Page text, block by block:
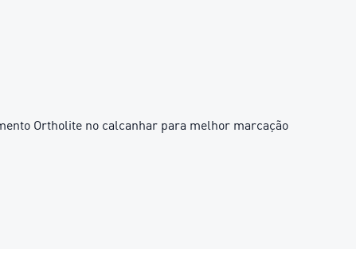
Ortholite no calcanhar para melhor marcação